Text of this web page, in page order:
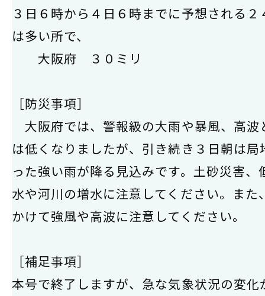
３日６時から４日６時までに予想される２
は多い所で、
大阪府 ３０ミリ
［防災事項］
大阪府では、警報級の大雨や暴風、高波
は低くなりましたが、引き続き３日朝は局
った強い雨が降る見込みです。土砂災害、
水や河川の増水に注意してください。また
かけて強風や高波に注意してください。
［補足事項］
本号で終了しますが、急な気象状況の変化